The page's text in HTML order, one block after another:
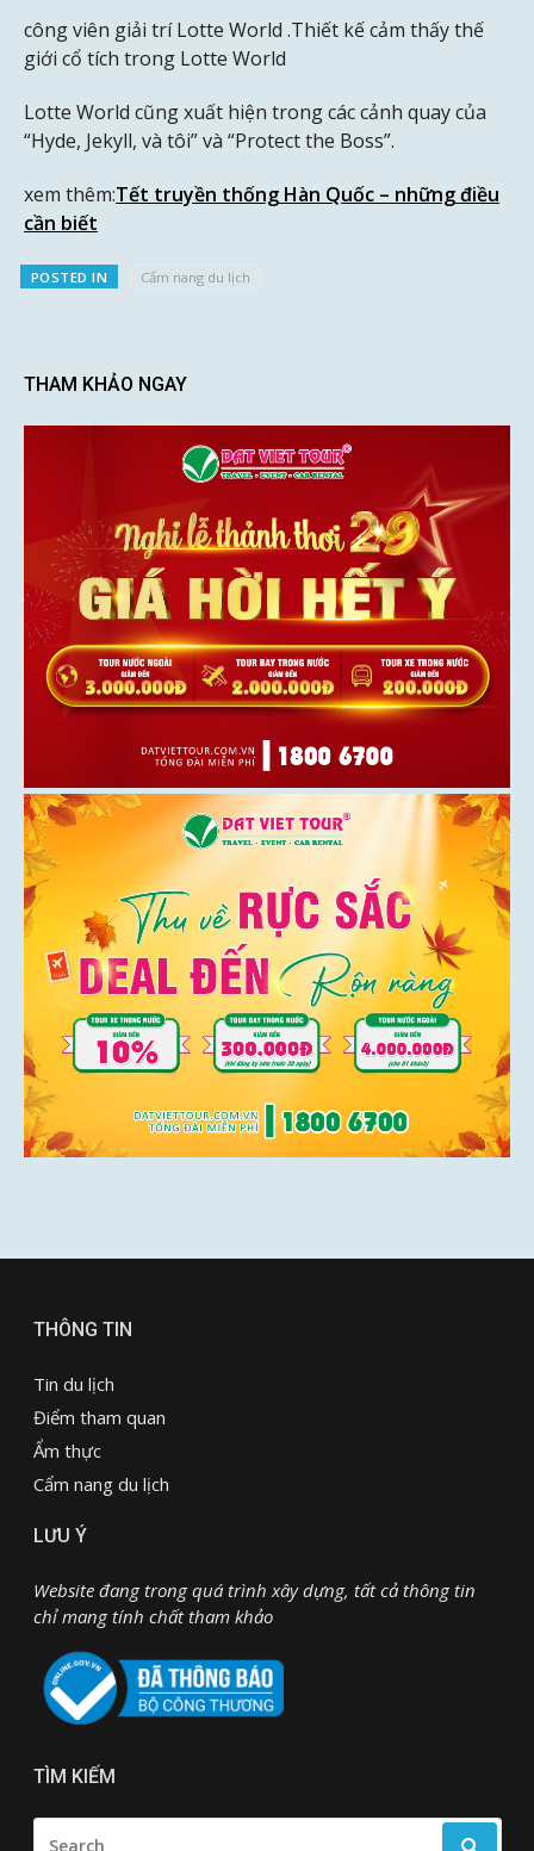
công viên giải trí Lotte World .Thiết kế cảm thấy thế
giới cổ tích trong Lotte World
Lotte World cũng xuất hiện trong các cảnh quay của
“Hyde, Jekyll, và tôi” và “Protect the Boss”.
xem thêm:Tết truyền thống Hàn Quốc – những điều
cần biết
POSTED IN Cẩm nang du lịch
THAM KHẢO NGAY
THÔNG TIN
Tin du lịch
Điểm tham quan
Ẩm thực
Cẩm nang du lịch
LƯU Ý
Website đang trong quá trình xây dựng, tất cả thông tin
chỉ mang tính chất tham khảo
TÌM KIẾM